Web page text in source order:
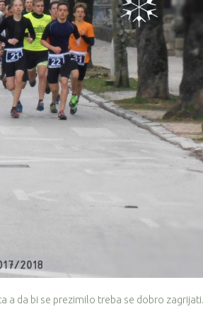
a da bi se prezimilo treba se dobro